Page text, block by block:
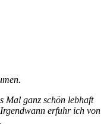
Mal ganz schön lebhaft
erfuhr ich von